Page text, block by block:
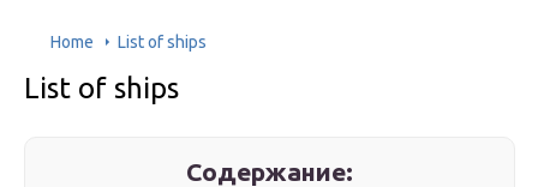
Home List of ships
List of ships
Содержание: